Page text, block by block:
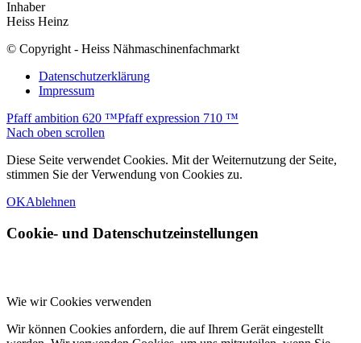
Inhaber
Heiss Heinz
© Copyright - Heiss Nähmaschinenfachmarkt
Datenschutzerklärung
Impressum
Pfaff ambition 620 ™Pfaff expression 710 ™
Nach oben scrollen
Diese Seite verwendet Cookies. Mit der Weiternutzung der Seite,
stimmen Sie der Verwendung von Cookies zu.
OKAblehnen
Cookie- und Datenschutzeinstellungen
Wie wir Cookies verwenden
Wir können Cookies anfordern, die auf Ihrem Gerät eingestellt